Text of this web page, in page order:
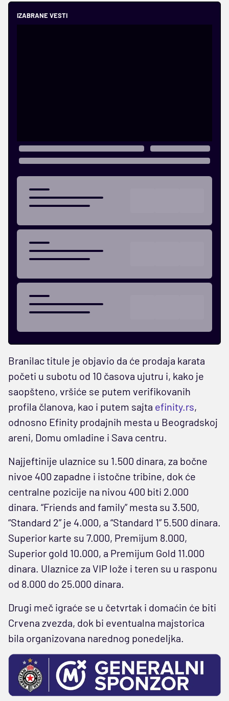
IZABRANE VESTI
Branilac titule je objavio da će prodaja karata
početi u subotu od 10 časova ujutru i, kako je
saopšteno, vršiće se putem verifikovanih
profila članova, kao i putem sajta efinity.rs,
odnosno Efinity prodajnih mesta u Beogradskoj
areni, Domu omladine i Sava centru.
Najjeftinije ulaznice su 1.500 dinara, za bočne
nivoe 400 zapadne i istočne tribine, dok će
centralne pozicije na nivou 400 biti 2.000
dinara. “Friends and family” mesta su 3.500,
“Standard 2” je 4.000, a “Standard 1” 5.500 dinara.
Superior karte su 7.000, Premijum 8.000,
Superior gold 10.000, a Premijum Gold 11.000
dinara. Ulaznice za VIP lože i teren su u rasponu
od 8.000 do 25.000 dinara.
Drugi meč igraće se u četvrtak i domaćin će biti
Crvena zvezda, dok bi eventualna majstorica
bila organizovana narednog ponedeljka.